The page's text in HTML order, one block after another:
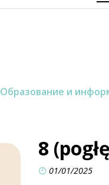
Образование и
8
01/01/2025